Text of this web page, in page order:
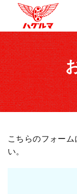
こちらのフォー
い。